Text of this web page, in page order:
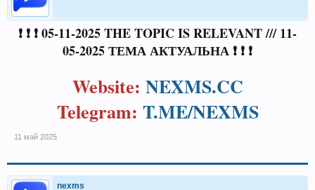
❗ ❗ ❗ 05-11-2025 THE TOPIC IS RELEVANT /// 11-
05-2025 ТЕМА АКТУАЛЬНА ❗ ❗ ❗
Website: NEXMS.CC
Telegram: T.ME/NEXMS
11 май 2025
nexms